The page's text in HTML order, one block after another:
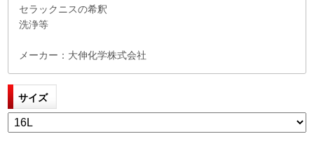
セラックニスの希釈
洗浄等
メーカー：大伸化学株式会社
サイズ